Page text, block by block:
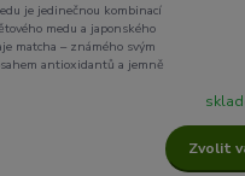
je jedinečnou kombinací
medu a japonského
matcha – známého svým
antioxidantů a jemně
Zvolit